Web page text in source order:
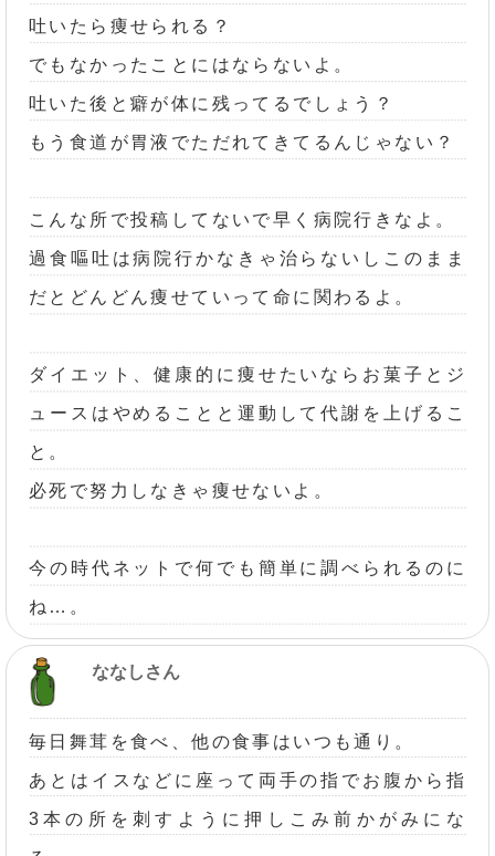
吐いたら痩せられる？
でもなかったことにはならないよ。
吐いた後と癖が体に残ってるでしょう？
もう食道が胃液でただれてきてるんじゃない？
こんな所で投稿してないで早く病院行きなよ。
過食嘔吐は病院行かなきゃ治らないしこのまま
だとどんどん痩せていって命に関わるよ。
ダイエット、健康的に痩せたいならお菓子とジ
ュースはやめることと運動して代謝を上げるこ
と。
必死で努力しなきゃ痩せないよ。
今の時代ネットで何でも簡単に調べられるのに
ね…。
ななしさん
毎日舞茸を食べ、他の食事はいつも通り。
あとはイスなどに座って両手の指でお腹から指
3本の所を刺すように押しこみ前かがみにな